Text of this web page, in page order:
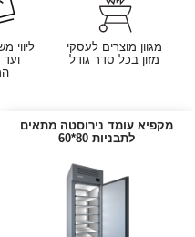
מגוון מוצרים לעסקי
מזון בכל סדר גודל
ליווי
מקפיא עומד נירוסטה מתאים
לתבניות 80*60